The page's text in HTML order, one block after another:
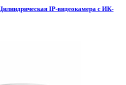
IP-видеокамера с ИК-